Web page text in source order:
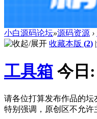
小白源码论坛»源码资源 ›
收藏本版 (2)
工具箱 今日:
请各位打算发布作品的坛
特别强调，原创区不允许